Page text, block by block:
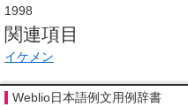
1998
関連項目
イケメン
Weblio日本語例文用例辞書